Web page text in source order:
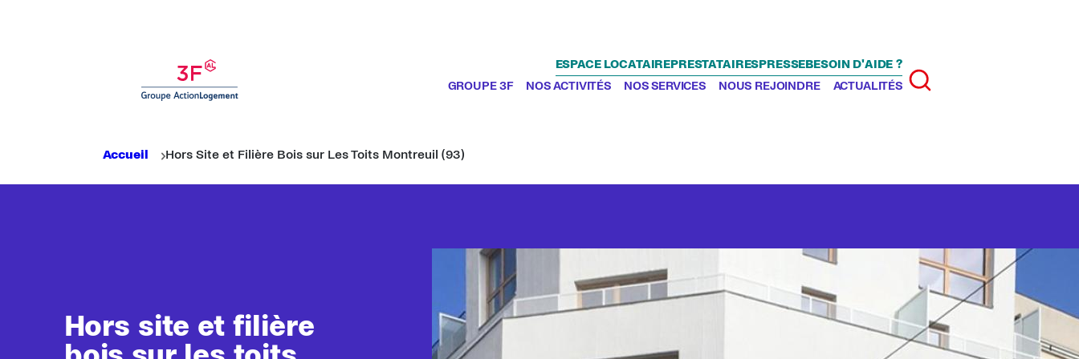
ESPACE LOCATAIREPRESTATAIRESPRESSEBESOIN D'AIDE ?
GROUPE 3F
NOS ACTIVITÉS NOS SERVICES NOUS REJOINDRE ACTUALITÉS Rechercher
Fil d'Ariane
Accueil Hors Site et Filière Bois sur Les Toits Montreuil (93)
Hors site et filière